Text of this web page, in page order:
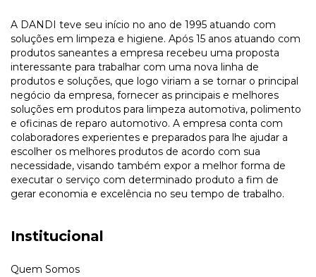
A DANDI teve seu início no ano de 1995 atuando com
soluções em limpeza e higiene. Após 15 anos atuando com
produtos saneantes a empresa recebeu uma proposta
interessante para trabalhar com uma nova linha de
produtos e soluções, que logo viriam a se tornar o principal
negócio da empresa, fornecer as principais e melhores
soluções em produtos para limpeza automotiva, polimento
e oficinas de reparo automotivo. A empresa conta com
colaboradores experientes e preparados para lhe ajudar a
escolher os melhores produtos de acordo com sua
necessidade, visando também expor a melhor forma de
executar o serviço com determinado produto a fim de
gerar economia e excelência no seu tempo de trabalho.
Institucional
Quem Somos